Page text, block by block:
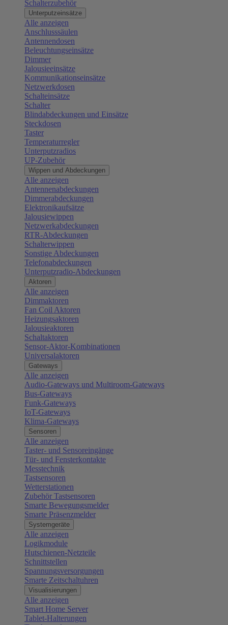
Schalterzubehör
Unterputzeinsätze
Alle anzeigen
Anschlusssäulen
Antennendosen
Beleuchtungseinsätze
Dimmer
Jalousieeinsätze
Kommunikationseinsätze
Netzwerkdosen
Schalteinsätze
Schalter
Blindabdeckungen und Einsätze
Steckdosen
Taster
Temperaturregler
Unterputzradios
UP-Zubehör
Wippen und Abdeckungen
Alle anzeigen
Antennenabdeckungen
Dimmerabdeckungen
Elektronikaufsätze
Jalousiewippen
Netzwerkabdeckungen
RTR-Abdeckungen
Schalterwippen
Sonstige Abdeckungen
Telefonabdeckungen
Unterputzradio-Abdeckungen
Aktoren
Alle anzeigen
Dimmaktoren
Fan Coil Aktoren
Heizungsaktoren
Jalousieaktoren
Schaltaktoren
Sensor-Aktor-Kombinationen
Universalaktoren
Gateways
Alle anzeigen
Audio-Gateways und Multiroom-Gateways
Bus-Gateways
Funk-Gateways
IoT-Gateways
Klima-Gateways
Sensoren
Alle anzeigen
Taster- und Sensoreingänge
Tür- und Fensterkontakte
Messtechnik
Tastsensoren
Wetterstationen
Zubehör Tastsensoren
Smarte Bewegungsmelder
Smarte Präsenzmelder
Systemgeräte
Alle anzeigen
Logikmodule
Hutschienen-Netzteile
Schnittstellen
Spannungsversorgungen
Smarte Zeitschaltuhren
Visualisierungen
Alle anzeigen
Smart Home Server
Tablet-Halterungen